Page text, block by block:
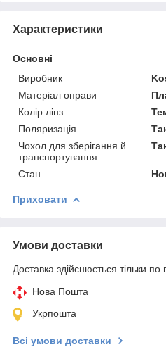
Характеристики
Основні
Виробник
Матеріал оправи
Колір лінз
Поляризація
Чохол для зберігання й
транспортування
Стан
Приховати
Умови доставки
Доставка здійснюється тільки по
Нова Пошта
Укрпошта
Всі умови доставки